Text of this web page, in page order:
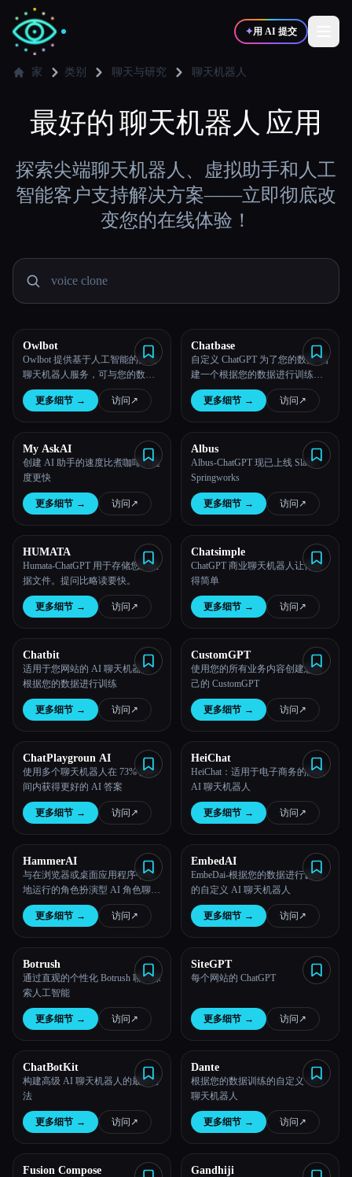
✦用 AI 提交
✍️写作者 🎨设计师
💻开发者 📈营销
🎬创作者
博客
比较工具
所有分类
Esc
家 类别 聊天与研究 聊天机器人
最好的聊天机器人 应用
探索尖端聊天机器人、虚拟助手和人工
智能客户支持解决方案——立即彻底改
变您的在线体验！
Owlbot
Owlbot 提供基于人工智能的尖端
聊天机器人服务，可与您的数据
无缝集成，为您、您的客户或团
队提供即时响应。
更多细节 → 访问 ↗︎
Chatbase
自定义 ChatGPT 为了您的数据-构
建一个根据您的数据进行训练的
AI 聊天机器人
更多细节 → 访问 ↗︎
My AskAI
创建 AI 助手的速度比煮咖啡的速
度更快
更多细节 → 访问 ↗︎
Albus
Albus-ChatGPT 现已上线 Slack |
Springworks
更多细节 → 访问 ↗︎
HUMATA
Humata-ChatGPT 用于存储您的数
据文件。提问比略读要快。
更多细节 → 访问 ↗︎
Chatsimple
ChatGPT 商业聊天机器人让你变
得简单
更多细节 → 访问 ↗︎
Chatbit
适用于您网站的 AI 聊天机器人，
根据您的数据进行训练
更多细节 → 访问 ↗︎
CustomGPT
使用您的所有业务内容创建您自
己的 CustomGPT
更多细节 → 访问 ↗︎
ChatPlaygroun AI
使用多个聊天机器人在 73% 的时
间内获得更好的 AI 答案
更多细节 → 访问 ↗︎
HeiChat
HeiChat：适用于电子商务的高级
AI 聊天机器人
更多细节 → 访问 ↗︎
HammerAI
与在浏览器或桌面应用程序中本
地运行的角色扮演型 AI 角色聊天
——100% 免费且完全私密。
更多细节 → 访问 ↗︎
EmbedAI
EmbeDai-根据您的数据进行训练
的自定义 AI 聊天机器人
更多细节 → 访问 ↗︎
Botrush
通过直观的个性化 Botrush 聊天探
索人工智能
更多细节 → 访问 ↗︎
SiteGPT
每个网站的 ChatGPT
更多细节 → 访问 ↗︎
ChatBotKit
构建高级 AI 聊天机器人的最快方
法
更多细节 → 访问 ↗︎
Dante
根据您的数据训练的自定义 GPT
聊天机器人
更多细节 → 访问 ↗︎
Fusion Compose Gandhiji